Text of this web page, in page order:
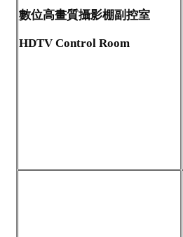
數位高畫質攝影棚副控室
HDTV Control Room